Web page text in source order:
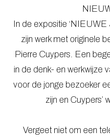
In de expositie
zijn werk met originele
Pierre Cuypers. Een
in de denk- en werkwijze
voor de jonge bezoeker
zijn en Cuypers’
Vergeet niet om een